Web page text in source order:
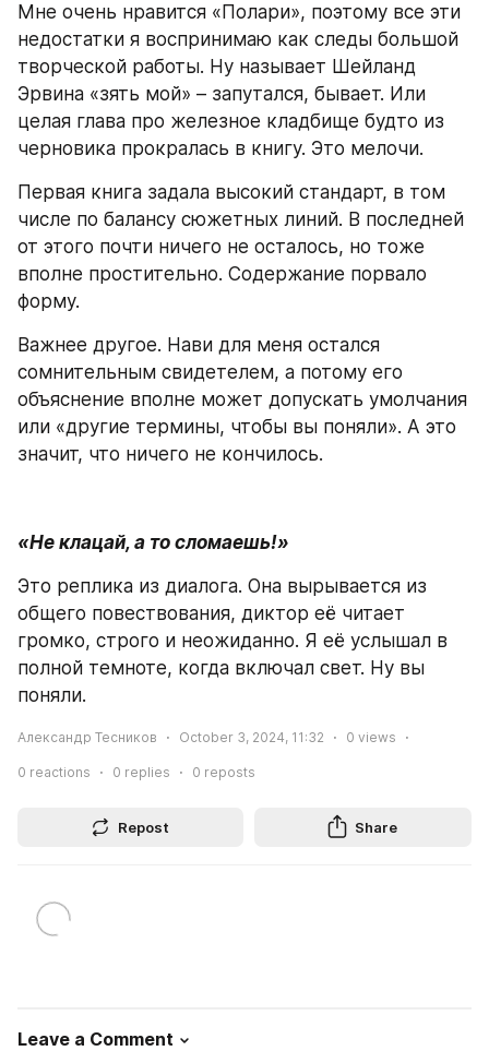
Мне очень нравится «Полари», поэтому все эти
недостатки я воспринимаю как следы большой
творческой работы. Ну называет Шейланд
Эрвина «зять мой» – запутался, бывает. Или
целая глава про железное кладбище будто из
черновика прокралась в книгу. Это мелочи.
Первая книга задала высокий стандарт, в том
числе по балансу сюжетных линий. В последней
от этого почти ничего не осталось, но тоже
вполне простительно. Содержание порвало
форму.
Важнее другое. Нави для меня остался
сомнительным свидетелем, а потому его
объяснение вполне может допускать умолчания
или «другие термины, чтобы вы поняли». А это
значит, что ничего не кончилось.
«Не клацай, а то сломаешь!»
Это реплика из диалога. Она вырывается из
общего повествования, диктор её читает
громко, строго и неожиданно. Я её услышал в
полной темноте, когда включал свет. Ну вы
поняли.
Александр Тесников October 3, 2024, 11:32 0 views
0 reactions 0 replies 0 reposts
Repost Share
Leave a Comment